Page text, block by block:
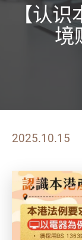
【认
境
2025.10.15